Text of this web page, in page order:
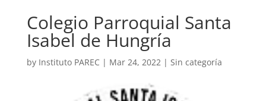
Colegio Parroquial Santa
Isabel de Hungría
by Instituto PAREC | Mar 24, 2022| Sin categoría